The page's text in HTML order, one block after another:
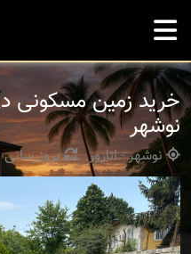
خرید زمین مسکونی
نوشهر
نوشهر - انارور بروزرسانی : 16 خرداد